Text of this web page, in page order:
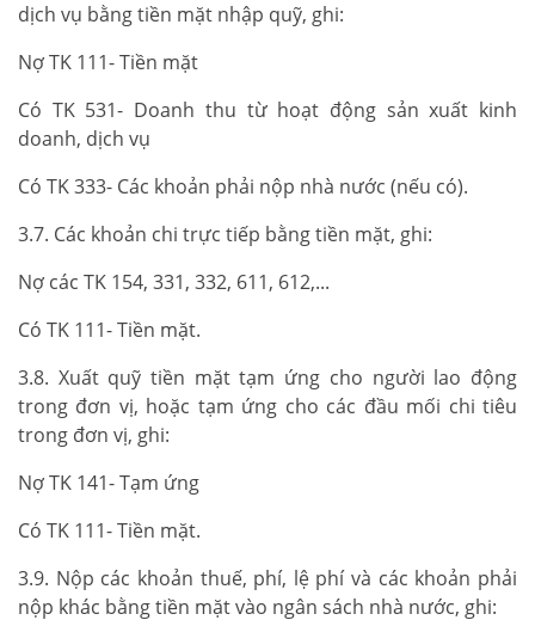
dịch vụ bằng tiền mặt nhập quỹ, ghi:
Nợ TK 111- Tiền mặt
Có TK 531- Doanh thu từ hoạt động sản xuất kinh
doanh, dịch vụ
Có TK 333- Các khoản phải nộp nhà nước (nếu có).
3.7. Các khoản chi trực tiếp bằng tiền mặt, ghi:
Nợ các TK 154, 331, 332, 611, 612,...
Có TK 111- Tiền mặt.
3.8. Xuất quỹ tiền mặt tạm ứng cho người lao động
trong đơn vị, hoặc tạm ứng cho các đầu mối chi tiêu
trong đơn vị, ghi:
Nợ TK 141- Tạm ứng
Có TK 111- Tiền mặt.
3.9. Nộp các khoản thuế, phí, lệ phí và các khoản phải
nộp khác bằng tiền mặt vào ngân sách nhà nước, ghi: